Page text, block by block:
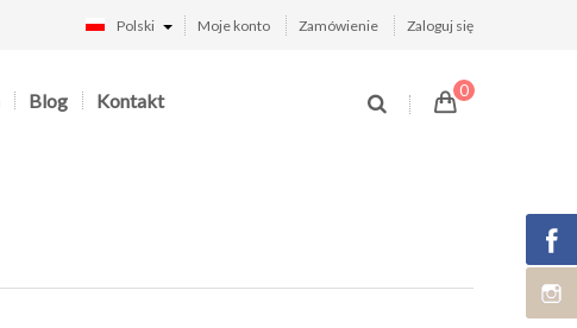
Moje konto Zamówienie Zaloguj się
Polski
0
Blog Kontakt